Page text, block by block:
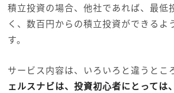
積立投資の場合、他社であれば、最低
く、数百円からの積立投資ができるよ
す。
サービス内容は、いろいろと違うとこ
ェルスナビは、投資初心者にとっては